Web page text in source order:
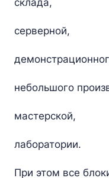
склада,
серверной,
небольшого
мастерской,
лаборатории.
При этом все